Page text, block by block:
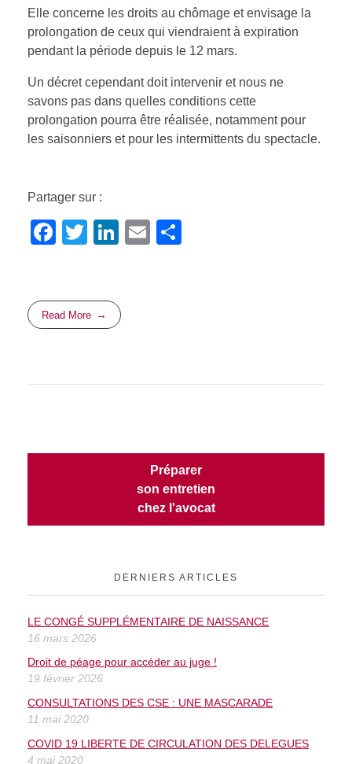
Elle concerne les droits au chômage et envisage la
prolongation de ceux qui viendraient à expiration
pendant la période depuis le 12 mars.
Un décret cependant doit intervenir et nous ne
savons pas dans quelles conditions cette
prolongation pourra être réalisée, notamment pour
les saisonniers et pour les intermittents du spectacle.
Partager sur :
F
e
b
T
er
Li
e
E
Read More
Préparer
son entretien
chez l'avocat
DERNIERS ARTICLES
LE CONGÉ SUPPLÉMENTAIRE DE NAISSANCE
16 mars 2026
Droit de péage pour accéder au juge !
19 février 2026
CONSULTATIONS DES CSE : UNE MASCARADE
11 mai 2020
COVID 19 LIBERTE DE CIRCULATION DES DELEGUES
4 mai 2020